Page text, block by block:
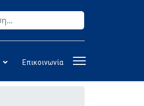
Επικοινωνία